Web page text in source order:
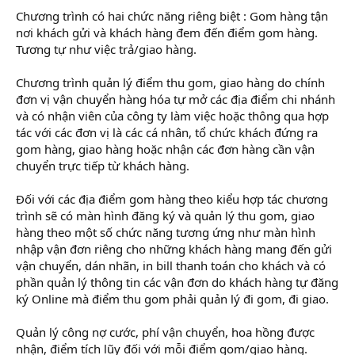
Chương trình có hai chức năng riêng biệt : Gom hàng tận
nơi khách gửi và khách hàng đem đến điểm gom hàng.
Tương tự như việc trả/giao hàng.
Chương trình quản lý điểm thu gom, giao hàng do chính
đơn vị vận chuyển hàng hóa tự mở các địa điểm chi nhánh
và có nhận viên của công ty làm việc hoặc thông qua hợp
tác với các đơn vị là các cá nhân, tổ chức khách đứng ra
gom hàng, giao hàng hoặc nhận các đơn hàng cần vận
chuyển trực tiếp từ khách hàng.
Đối với các địa điểm gom hàng theo kiểu hợp tác chương
trình sẽ có màn hình đăng ký và quản lý thu gom, giao
hàng theo một số chức năng tương ứng như màn hình
nhập vận đơn riêng cho những khách hàng mang đến gửi
vận chuyển, dán nhãn, in bill thanh toán cho khách và có
phần quản lý thông tin các vận đơn do khách hàng tự đăng
ký Online mà điểm thu gom phải quản lý đi gom, đi giao.
Quản lý công nợ cước, phí vận chuyển, hoa hồng được
nhận, điểm tích lũy đối với mỗi điểm gom/giao hàng.